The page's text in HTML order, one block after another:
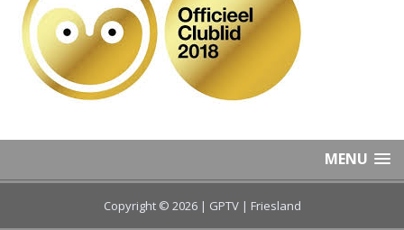
MENU
Copyright © 2026 | GPTV | Friesland